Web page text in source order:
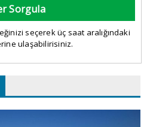
Sorgula
seçerek üç saat aralığındaki
ulaşabilirisiniz.